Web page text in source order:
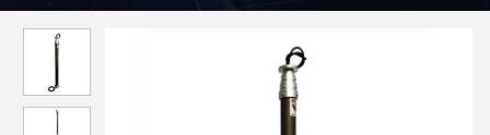
CCTV 1,5m hauteur rétractée CCTV mât compresseur d'air
électrique entraîné